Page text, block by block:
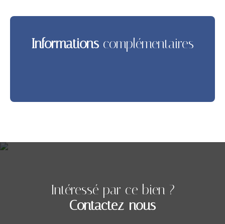
Informations complémentaires
Intéressé par ce bien ?
Contactez-nous